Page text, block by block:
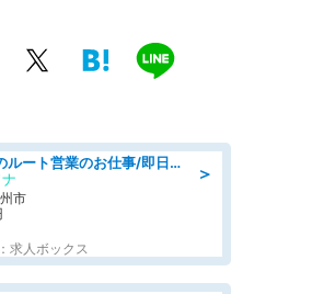
＞
営業/商社でのルート営業のお仕事/即日勤務可/車通勤可/営業
市
求人ボックス